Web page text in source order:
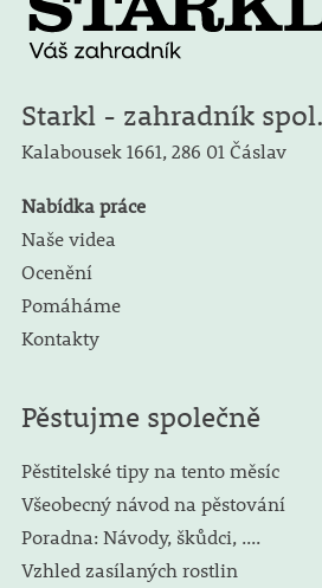
Starkl - zahradník
Kalabousek 1661, 286 01 Čáslav
Nabídka práce
Naše videa
Ocenění
Pomáháme
Kontakty
Pěstujme společně
Pěstitelské tipy na tento měsíc
Všeobecný návod na pěstování
Poradna: Návody, škůdci, ....
Vzhled zasílaných rostlin